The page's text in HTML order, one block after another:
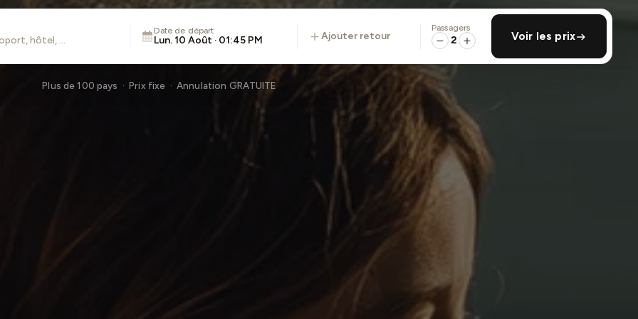
Date de départ
Lun. 10 Août · 01:45 PM ajouter retour
Passagers
2 Voir les prix
Plus de 100 pays · Prix fixe · Annulation GRATUITE